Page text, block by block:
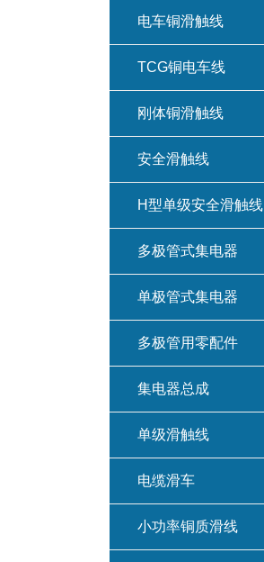
电车铜滑触线
TCG铜电车线
刚体铜滑触线
安全滑触线
H型单级安全滑触线
多极管式集电器
单极管式集电器
多极管用零配件
集电器总成
单级滑触线
电缆滑车
小功率铜质滑线